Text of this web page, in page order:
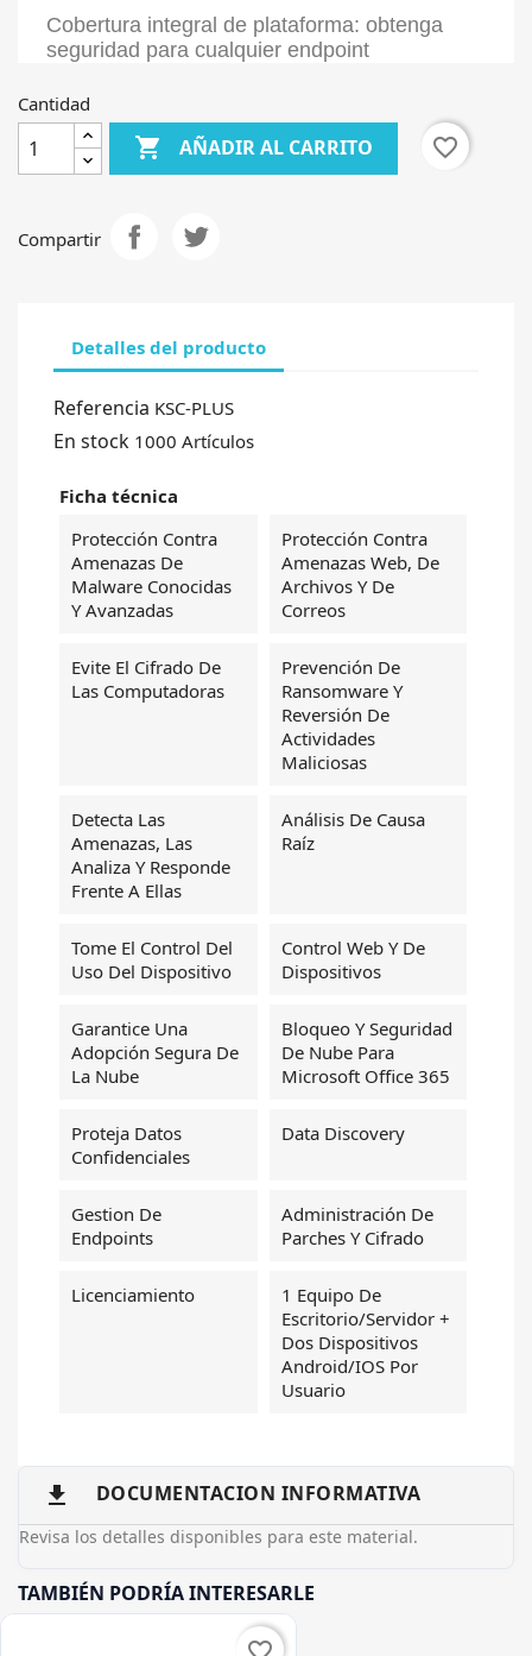
Cobertura integral de plataforma: obtenga
seguridad para cualquier endpoint
Cantidad
 AÑADIR AL CARRITO favorite_border
Compartir
Detalles del producto
Referencia KSC-PLUS
En stock 1000 Artículos
Ficha técnica
Protección Contra
Amenazas De
Malware Conocidas
Y Avanzadas
Protección Contra
Amenazas Web, De
Archivos Y De
Correos
Evite El Cifrado De
Las Computadoras
Prevención De
Ransomware Y
Reversión De
Actividades
Maliciosas
Detecta Las
Amenazas, Las
Analiza Y Responde
Frente A Ellas
Análisis De Causa
Raíz
Tome El Control Del
Uso Del Dispositivo
Control Web Y De
Dispositivos
Garantice Una
Adopción Segura De
La Nube
Bloqueo Y Seguridad
De Nube Para
Microsoft Office 365
Proteja Datos
Confidenciales
Data Discovery
Gestion De
Endpoints
Administración De
Parches Y Cifrado
Licenciamiento
1 Equipo De
Escritorio/Servidor +
Dos Dispositivos
Android/iOS Por
Usuario
 DOCUMENTACION INFORMATIVA
Revisa los detalles disponibles para este material.
TAMBIÉN PODRÍA INTERESARLE